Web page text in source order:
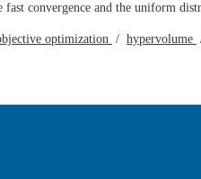
fast convergence and the uniform
optimization / hypervolume